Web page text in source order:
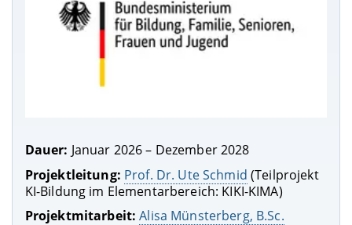
Dauer: Januar 2026 – Dezember 2028
Projektleitung: Prof. Dr. Ute Schmid (Teilprojekt
KI-Bildung im Elementarbereich: KIKI-KIMA)
Projektmitarbeit:Alisa Münsterberg, B.Sc.